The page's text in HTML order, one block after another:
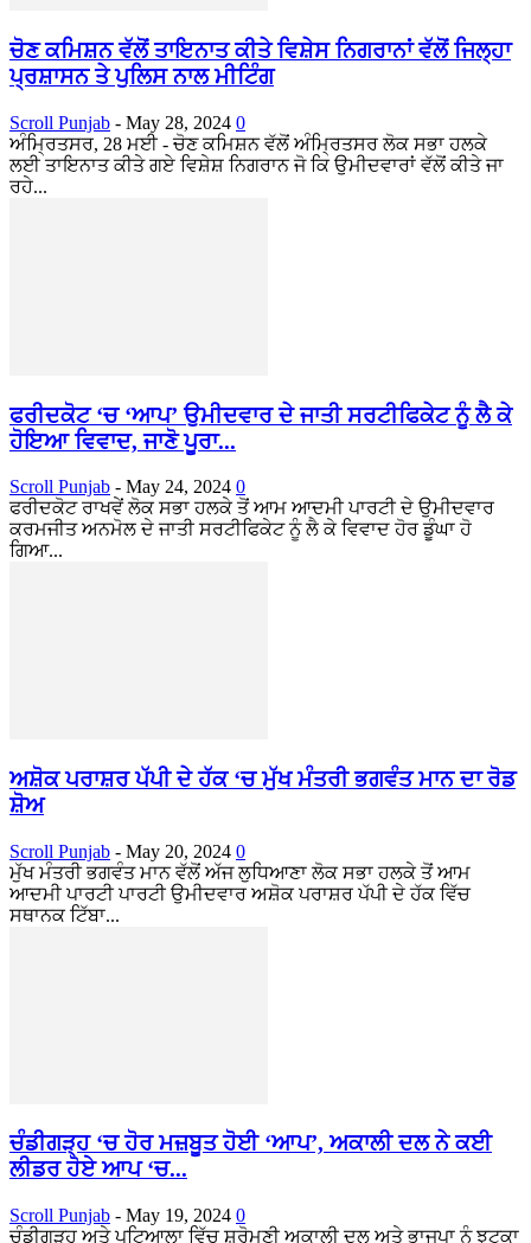
ਚੋਣ ਕਮਿਸ਼ਨ ਵੱਲੋਂ ਤਾਇਨਾਤ ਕੀਤੇ ਵਿਸ਼ੇਸ ਨਿਗਰਾਨਾਂ ਵੱਲੋਂ ਜਿਲ੍ਹਾ
ਪ੍ਰਸ਼ਾਸਨ ਤੇ ਪੁਲਿਸ ਨਾਲ ਮੀਟਿੰਗ
Scroll Punjab - May 28, 2024 0
ਅੰਮ੍ਰਿਤਸਰ, 28 ਮਈ - ਚੋਣ ਕਮਿਸ਼ਨ ਵੱਲੋਂ ਅੰਮ੍ਰਿਤਸਰ ਲੋਕ ਸਭਾ ਹਲਕੇ
ਲਈ ਤਾਇਨਾਤ ਕੀਤੇ ਗਏ ਵਿਸ਼ੇਸ਼ ਨਿਗਰਾਨ ਜੋ ਕਿ ਉਮੀਦਵਾਰਾਂ ਵੱਲੋਂ ਕੀਤੇ ਜਾ
ਰਹੇ...
ਫਰੀਦਕੋਟ ‘ਚ ‘ਆਪ’ ਉਮੀਦਵਾਰ ਦੇ ਜਾਤੀ ਸਰਟੀਫਿਕੇਟ ਨੂੰ ਲੈ ਕੇ
ਹੋਇਆ ਵਿਵਾਦ, ਜਾਣੋ ਪੂਰਾ...
Scroll Punjab - May 24, 2024 0
ਫਰੀਦਕੋਟ ਰਾਖਵੇਂ ਲੋਕ ਸਭਾ ਹਲਕੇ ਤੋਂ ਆਮ ਆਦਮੀ ਪਾਰਟੀ ਦੇ ਉਮੀਦਵਾਰ
ਕਰਮਜੀਤ ਅਨਮੋਲ ਦੇ ਜਾਤੀ ਸਰਟੀਫਿਕੇਟ ਨੂੰ ਲੈ ਕੇ ਵਿਵਾਦ ਹੋਰ ਡੂੰਘਾ ਹੋ
ਗਿਆ...
ਅਸ਼ੋਕ ਪਰਾਸ਼ਰ ਪੱਪੀ ਦੇ ਹੱਕ ‘ਚ ਮੁੱਖ ਮੰਤਰੀ ਭਗਵੰਤ ਮਾਨ ਦਾ ਰੋਡ
ਸ਼ੋਅ
Scroll Punjab - May 20, 2024 0
ਮੁੱਖ ਮੰਤਰੀ ਭਗਵੰਤ ਮਾਨ ਵੱਲੋਂ ਅੱਜ ਲੁਧਿਆਣਾ ਲੋਕ ਸਭਾ ਹਲਕੇ ਤੋਂ ਆਮ
ਆਦਮੀ ਪਾਰਟੀ ਪਾਰਟੀ ਉਮੀਦਵਾਰ ਅਸ਼ੋਕ ਪਰਾਸ਼ਰ ਪੱਪੀ ਦੇ ਹੱਕ ਵਿੱਚ
ਸਥਾਨਕ ਟਿੱਬਾ...
ਚੰਡੀਗੜ੍ਹ ‘ਚ ਹੋਰ ਮਜ਼ਬੂਤ ਹੋਈ ‘ਆਪ’, ਅਕਾਲੀ ਦਲ ਨੇ ਕਈ
ਲੀਡਰ ਹੋਏ ਆਪ ‘ਚ...
Scroll Punjab - May 19, 2024 0
ਚੰਡੀਗੜ੍ਹ ਅਤੇ ਪਟਿਆਲਾ ਵਿੱਚ ਸ਼੍ਰੋਮਣੀ ਅਕਾਲੀ ਦਲ ਅਤੇ ਭਾਜਪਾ ਨੂੰ ਝਟਕਾ